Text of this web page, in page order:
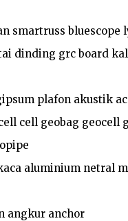
smartruss bluescope
dinding grc board
plafon akustik
cell geobag geocell
aluminium netral
angkur anchor